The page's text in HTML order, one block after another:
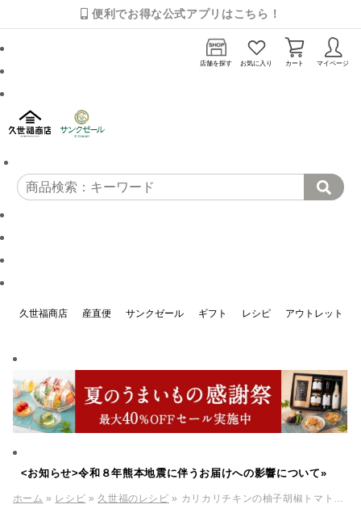
便利でお得な公式アプリはこちら！
店舗を探す お気に入り カート マイページ
久世福商店 産直便 サンクゼール ギフト レシピ アウトレット
<お知らせ>令和８年熊本地震に伴うお届けへの影響について»
ホーム » レシピ » 久世福のレシピ » カリカリチキンの柚子胡椒トマトソース添え（柚子胡椒のアラビアータソース）